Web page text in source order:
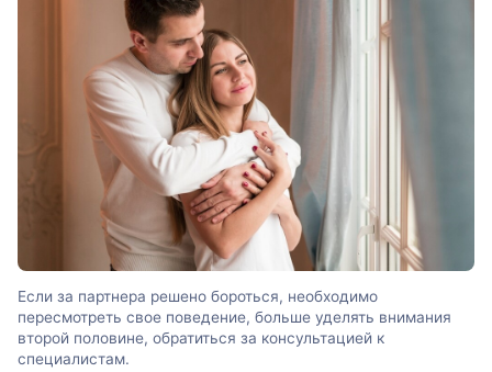
Если за партнера решено бороться, необходимо
пересмотреть свое поведение, больше уделять внимания
второй половине, обратиться за консультацией к
специалистам.